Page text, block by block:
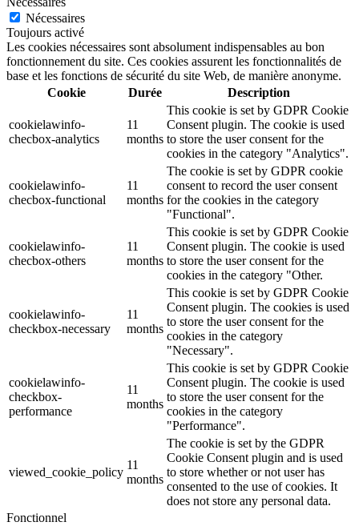
Nécessaires
Toujours activé
Les cookies nécessaires sont absolument indispensables au bon
fonctionnement du site. Ces cookies assurent les fonctionnalités de
base et les fonctions de sécurité du site Web, de manière anonyme.
Cookie
Durée Description
cookielawinfo-
checbox-analytics
11
months
This cookie is set by GDPR Cookie
Consent plugin. The cookie is used
to store the user consent for the
cookies in the category "Analytics".
cookielawinfo-
checbox-functional
11
months
The cookie is set by GDPR cookie
consent to record the user consent
for the cookies in the category
"Functional".
cookielawinfo-
checbox-others
11
months
This cookie is set by GDPR Cookie
Consent plugin. The cookie is used
to store the user consent for the
cookies in the category "Other.
cookielawinfo-
checkbox-necessary
11
months
This cookie is set by GDPR Cookie
Consent plugin. The cookies is used
to store the user consent for the
cookies in the category
"Necessary".
cookielawinfo-
checkbox-
performance
11
months
This cookie is set by GDPR Cookie
Consent plugin. The cookie is used
to store the user consent for the
cookies in the category
"Performance".
viewed_cookie_policy
11
months
The cookie is set by the GDPR
Cookie Consent plugin and is used
to store whether or not user has
consented to the use of cookies. It
does not store any personal data.
Fonctionnel